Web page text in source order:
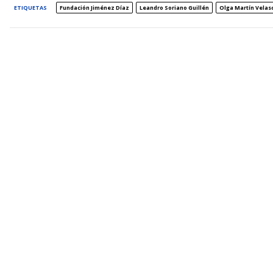
ETIQUETAS Fundación Jiménez Díaz Leandro Soriano Guillén Olga Martín